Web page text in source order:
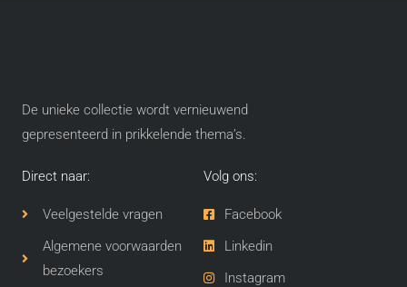
De unieke collectie wordt vernieuwend
gepresenteerd in prikkelende thema’s​.
Direct naar:
Veelgestelde vragen
Algemene voorwaarden
bezoekers
Volg ons:
Facebook
Linkedin
Instagram